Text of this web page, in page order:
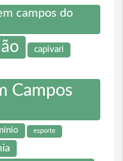
campos do
capivari
Campos
esporte